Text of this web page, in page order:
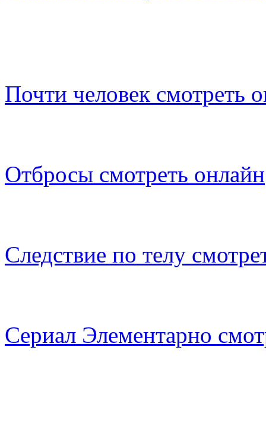
Почти человек смотреть
Отбросы смотреть онлайн
Следствие по телу
Сериал Элементарно